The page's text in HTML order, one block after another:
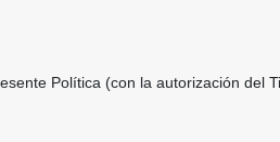
Política (con la autorización del